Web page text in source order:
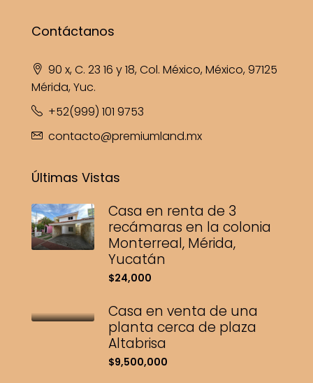
Contáctanos
90 x, C. 23 16 y 18, Col. México, México, 97125
Mérida, Yuc.
+52(999) 101 9753
contacto@premiumland.mx
Últimas Vistas
Casa en renta de 3
recámaras en la colonia
Monterreal, Mérida,
Yucatán
$24,000
Casa en venta de una
planta cerca de plaza
Altabrisa
$9,500,000